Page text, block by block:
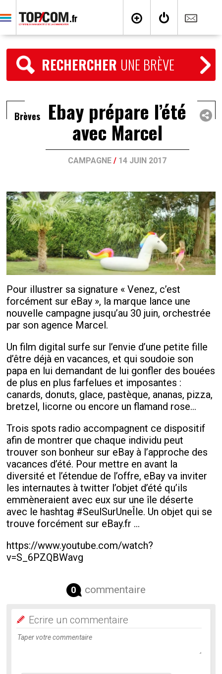
RECHERCHER UNE BRÈVE
Brèves Ebay prépare l’été
avec Marcel
CAMPAGNE / 14 JUIN 2017
Pour illustrer sa signature « Venez, c’est
forcément sur eBay », la marque lance une
nouvelle campagne jusqu’au 30 juin, orchestrée
par son agence Marcel.
Un film digital surfe sur l’envie d’une petite fille
d’être déjà en vacances, et qui soudoie son
papa en lui demandant de lui gonfler des bouées
de plus en plus farfelues et imposantes :
canards, donuts, glace, pastèque, ananas, pizza,
bretzel, licorne ou encore un flamand rose...
Trois spots radio accompagnent ce dispositif
afin de montrer que chaque individu peut
trouver son bonheur sur eBay à l’approche des
vacances d’été. Pour mettre en avant la
diversité et l’étendue de l’offre, eBay va inviter
les internautes à twitter l’objet d’été qu’ils
emmèneraient avec eux sur une île déserte
avec le hashtag #SeulSurUneÎle. Un objet qui se
trouve forcément sur eBay.fr ...
https://www.youtube.com/watch?
v=S_6PZQBWavg
0 commentaire
Ecrire un commentaire